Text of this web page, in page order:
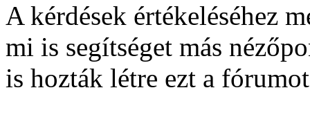
A kérdések értékeléséhez
mi is segítséget más
is hozták létre ezt a